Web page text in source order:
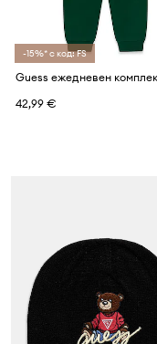
-15%* с код: FS
42,99 €